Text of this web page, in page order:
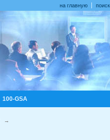
на главную
100-GSA
→